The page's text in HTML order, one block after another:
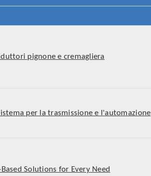
pignone e cremagliera
per la trasmissione e l'automazione
Solutions for Every Need